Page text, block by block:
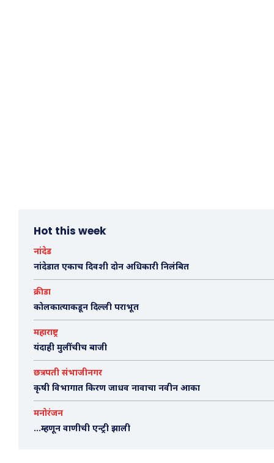
Hot this week
नांदेड
नांदेडात एकाच दिवशी दोन अधिकारी निलंबित
क्रीडा
कोलकात्याकडून दिल्ली पराभूत
महाराष्ट्र
यंदाही मुलींचीच बाजी
छत्रपती संभाजीनगर
कृषी विभागात किरण जाधव नावाचा नवीन आका
मनोरंजन
…म्हणून वाणीची एन्ट्री झाली